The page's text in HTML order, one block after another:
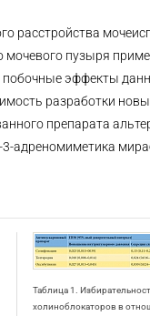
расстройства
мочевого пузыря
эффекты
разработки
препарата
адреномиметика
Таблица 1.
холиноблокаторов в